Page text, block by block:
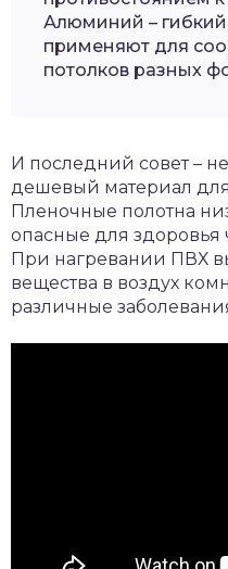
Алюминий – гибкий
применяют для
потолков разных
И последний совет –
дешевый материал
Пленочные полотна
опасные для здоровья
При нагревании ПВХ
вещества в воздух
различные